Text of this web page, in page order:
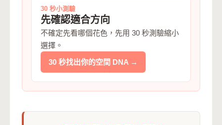
30 秒小測驗
先確認適合方向
不確定先看哪個花色，先用 30 秒測驗縮小
選擇。
30 秒找出你的空間 DNA →